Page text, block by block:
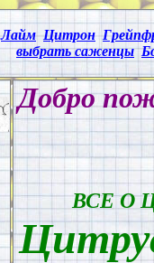
Лайм Цитрон
выбрать саженцы
Добро
ВСЕ О